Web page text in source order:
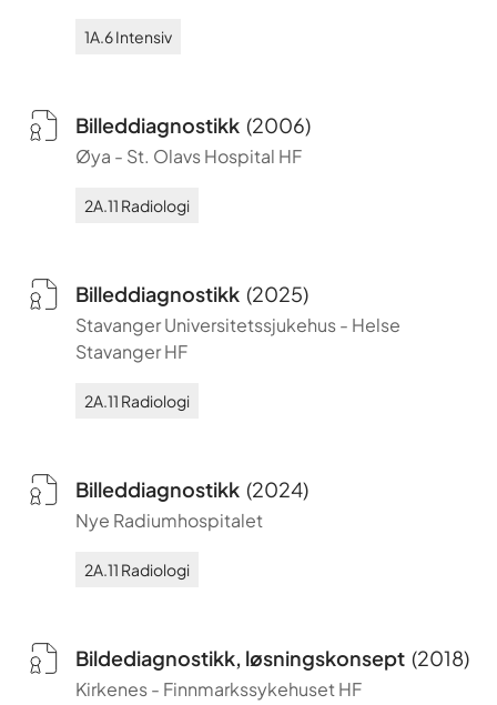
1A.6Intensiv
Billeddiagnostikk (2006)
Øya - St. Olavs Hospital HF
2A.11 Radiologi
Billeddiagnostikk (2025)
Stavanger Universitetssjukehus- Helse
Stavanger HF
2A.11 Radiologi
Billeddiagnostikk (2024)
Nye Radiumhospitalet
2A.11 Radiologi
Bildediagnostikk, løsningskonsept (2018)
Kirkenes- Finnmarkssykehuset HF